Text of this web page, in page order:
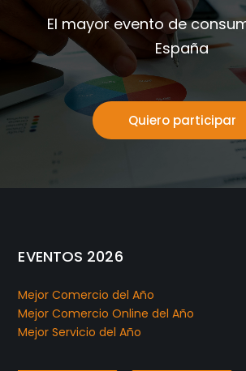
El mayor evento de
España
Quiero participar
EVENTOS 2026
Mejor Comercio del Año
Mejor Comercio Online del Año
Mejor Servicio del Año